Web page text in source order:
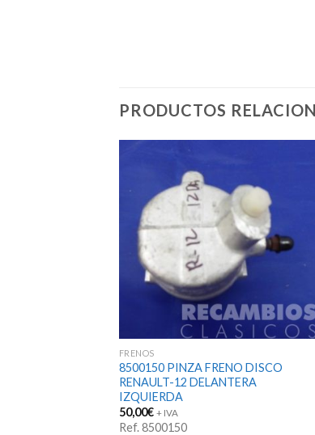
PRODUCTOS
FRENOS
8500150 PINZA FRENO DISCO
RENAULT-12 DELANTERA
IZQUIERDA
50,00€ + IVA
Ref. 8500150